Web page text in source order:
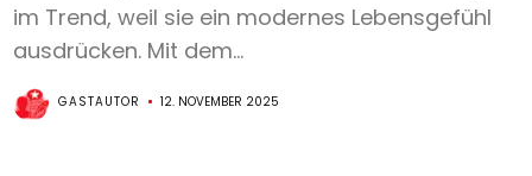
im Trend, weil sie ein modernes Lebensgefühl
ausdrücken. Mit dem...
GASTAUTOR 12. NOVEMBER 2025